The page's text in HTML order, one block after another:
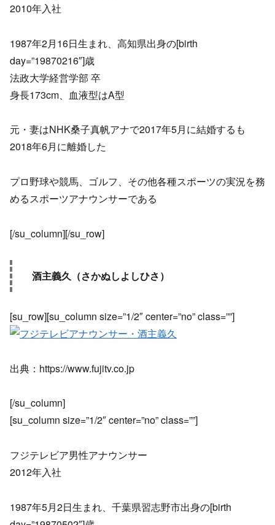
2010年入社
1987年2月16日生まれ、高知県出身の[birth
day=”19870216″]歳
法政大学経営学部 卒
身長173cm、血液型はA型
元・妻はNHK桑子真帆アナで2017年5月に結婚するも
2018年6月に離婚した
プロ野球や競馬、ゴルフ、その他各種スポーツの実況を務
めるスポーツアナウンサーである
[/su_column][/su_row]
酒主義久（さかぬしよしひさ）
[su_row][su_column size=”1/2″ center=”no” class=””]
出典：https://www.fujitv.co.jp
[/su_column]
[su_column size=”1/2″ center=”no” class=””]
フジテレビア男性アナウンサー
2012年入社
1987年5月2日生まれ、千葉県習志野市出身の[birth